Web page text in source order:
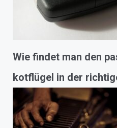
Wie findet man den
kotflügel in der